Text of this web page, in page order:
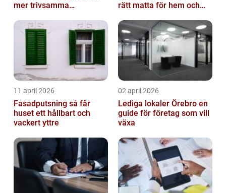
mer trivsamma
rätt matta för hem och
11 april 2026
Fasadputsning så får
huset ett hållbart och
vackert yttre
02 april 2026
Lediga lokaler Örebro en
guide för företag som vill
växa